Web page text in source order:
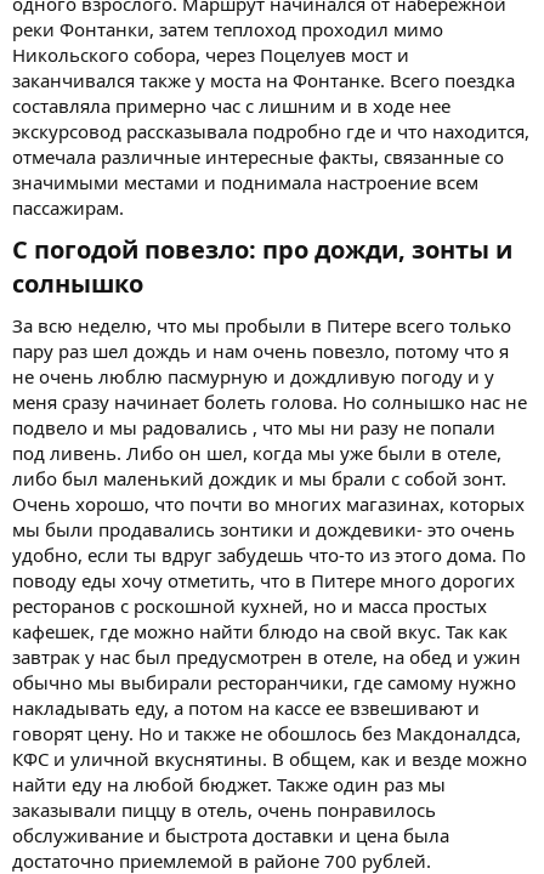
реки Фонтанки, затем теплоход проходил мимо
Никольского собора, через Поцелуев мост и
заканчивался также у моста на Фонтанке. Всего поездка
составляла примерно час с лишним и в ходе нее
экскурсовод рассказывала подробно где и что находится,
отмечала различные интересные факты, связанные со
значимыми местами и поднимала настроение всем
пассажирам.
С погодой повезло: про дожди, зонты и
солнышко​
За всю неделю, что мы пробыли в Питере всего только
пару раз шел дождь и нам очень повезло, потому что я
не очень люблю пасмурную и дождливую погоду и у
меня сразу начинает болеть голова. Но солнышко нас не
подвело и мы радовались , что мы ни разу не попали
под ливень. Либо он шел, когда мы уже были в отеле,
либо был маленький дождик и мы брали с собой зонт.
Очень хорошо, что почти во многих магазинах, которых
мы были продавались зонтики и дождевики- это очень
удобно, если ты вдруг забудешь что-то из этого дома. По
поводу еды хочу отметить, что в Питере много дорогих
ресторанов с роскошной кухней, но и масса простых
кафешек, где можно найти блюдо на свой вкус. Так как
завтрак у нас был предусмотрен в отеле, на обед и ужин
обычно мы выбирали ресторанчики, где самому нужно
накладывать еду, а потом на кассе ее взвешивают и
говорят цену. Но и также не обошлось без Макдоналдса,
КФС и уличной вкуснятины. В общем, как и везде можно
найти еду на любой бюджет. Также один раз мы
заказывали пиццу в отель, очень понравилось
обслуживание и быстрота доставки и цена была
достаточно приемлемой в районе 700 рублей.